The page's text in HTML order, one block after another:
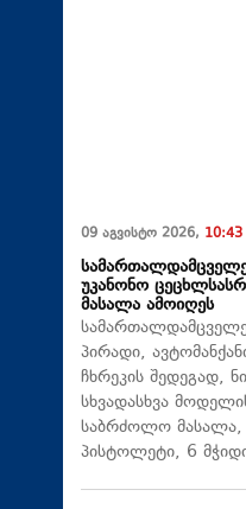
09 აგვისტო 2026, 10:43
უკანონო
მასალა ამოიღეს
პირადი,
ჩხრეკის შედეგად,
სხვადასხვა
საბრძოლო მასალა,
პისტოლეტი, 6